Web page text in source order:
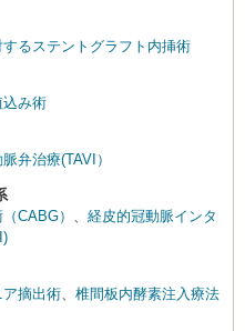
るステントグラフト内挿術
込み術
弁治療(TAVI）
CABG）
経皮的冠動脈インタ
ア摘出術
椎間板内酵素注入療法